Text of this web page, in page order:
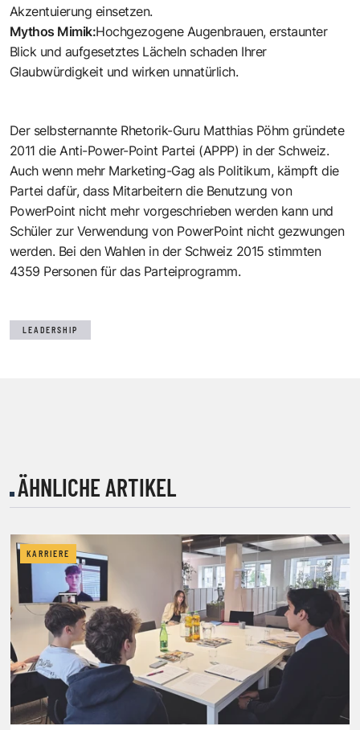
Akzentuierung einsetzen.
Mythos Mimik:Hochgezogene Augenbrauen, erstaunter
Blick und aufgesetztes Lächeln schaden Ihrer
Glaubwürdigkeit und wirken unnatürlich.
Der selbsternannte Rhetorik-Guru Matthias Pöhm gründete
2011 die Anti-Power-Point Partei (APPP) in der Schweiz.
Auch wenn mehr Marketing-Gag als Politikum, kämpft die
Partei dafür, dass Mitarbeitern die Benutzung von
PowerPoint nicht mehr vorgeschrieben werden kann und
Schüler zur Verwendung von PowerPoint nicht gezwungen
werden. Bei den Wahlen in der Schweiz 2015 stimmten
4359 Personen für das Parteiprogramm.
LEADERSHIP
ÄHNLICHE ARTIKEL
KARRIERE